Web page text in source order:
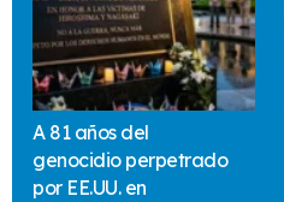
A 81 años del
genocidio perpetrado
por EE.UU. en